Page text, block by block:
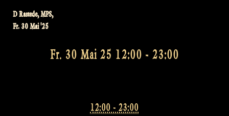
D Rastede, MPS,
Fr. 30 Mai '25
Fr. 30 Mai 25 12:00 - 23:00
12:00 - 23:00